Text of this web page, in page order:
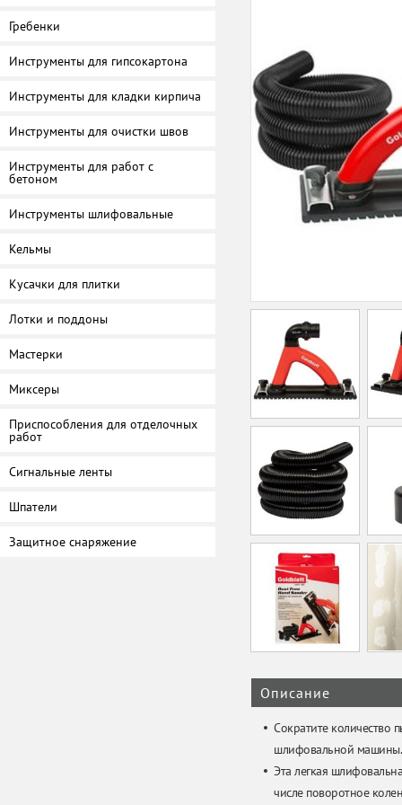
Гребенки
Инструменты для гипсокартона
Инструменты для кладки кирпича
Инструменты для очистки швов
Инструменты для работ с
бетоном
Инструменты шлифовальные
Кельмы
Кусачки для плитки
Лотки и поддоны
Мастерки
Миксеры
Приспособления для отделочных
работ
Сигнальные ленты
Шпатели
Защитное снаряжение
Описание
Сократите
шлифовальной машины.
Эта легкая
числе поворотное